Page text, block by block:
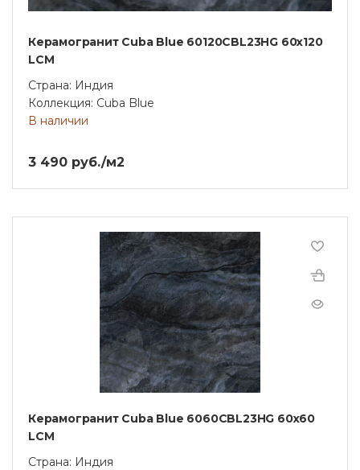
Керамогранит Cuba Blue 60120CBL23HG 60х120
LCM
Страна: Индия
Коллекция: Cuba Blue
В наличии
3 490 руб./м2
Керамогранит Cuba Blue 6060CBL23HG 60х60
LCM
Страна: Индия